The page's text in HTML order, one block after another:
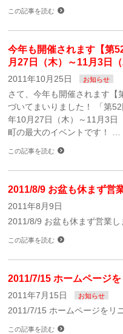
この記事を読む
今年も開催されます【第
月27日（木）～11月3日（
2011年10月25日 お知らせ
さて、今年も開催されます【
づいてまいりました！ 「第
年10月27日（木）～11月3日
町の最大のイベントです！ …
この記事を読む
2011/8/9 お盆も休まず営
2011年8月9日
2011/8/9 お盆も休まず営業し
この記事を読む
2011/7/15 ホームページ
2011年7月15日 お知らせ
2011/7/15 ホームページをリ
この記事を読む